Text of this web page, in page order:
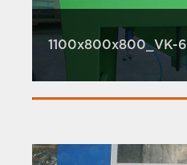
1100x800x800_VK-6